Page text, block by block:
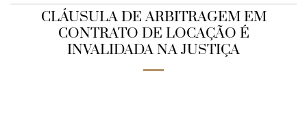
CLÁUSULA DE ARBITRAGEM EM
CONTRATO DE LOCAÇÃO É
INVALIDADA NA JUSTIÇA